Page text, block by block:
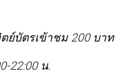
ย์บัตรเข้าชม 200 บาท
22:00 น.